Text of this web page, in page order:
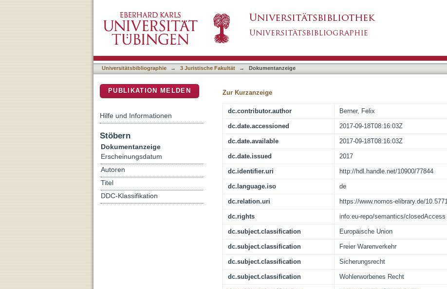
Universitätsbibliographie → 3 Juristische Fakultät → Dokumentanzeige
Zur Kurzanzeige
dc.contributor.author Berner, Felix
dc.date.accessioned 2017-09-18T08:16:03Z
dc.date.available 2017-09-18T08:16:03Z
dc.date.issued 2017
dc.identifier.uri http://hdl.handle.net/10900/77844
dc.language.iso de
dc.relation.uri https://www.nomos-elibrary.de/
dc.rights info:eu-repo/semantics/closedAccess
dc.subject.classification Europäische Union
dc.subject.classification Freier Warenverkehr
dc.subject.classification Sicherungsrecht
dc.subject.classification Wohlerworbenes Recht
PUBLIKATION MELDEN
Hilfe und Informationen
Stöbern
Dokumentanzeige
Erscheinungsdatum
Autoren
Titel
DDC-Klassifikation